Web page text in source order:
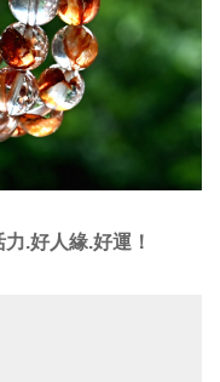
.好人緣.好運！